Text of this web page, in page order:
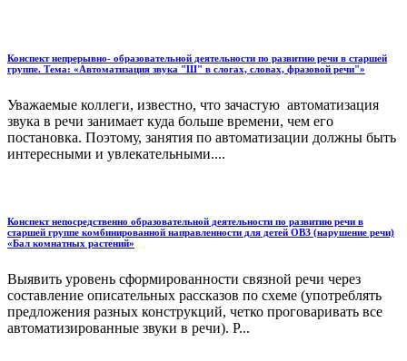
Конспект непрерывно- образовательной деятельности по развитию речи в старшей
группе. Тема: «Автоматизация звука "Ш" в слогах, словах, фразовой речи"»
Уважаемые коллеги, известно, что зачастую автоматизация
звука в речи занимает куда больше времени, чем его
постановка. Поэтому, занятия по автоматизации должны быть
интересными и увлекательными....
Конспект непосредственно образовательной деятельности по развитию речи в
старшей группе комбинированной направленности для детей ОВЗ (нарушение речи)
«Бал комнатных растений»
Выявить уровень сформированности связной речи через
составление описательных рассказов по схеме (употреблять
предложения разных конструкций, четко проговаривать все
автоматизированные звуки в речи). Р...